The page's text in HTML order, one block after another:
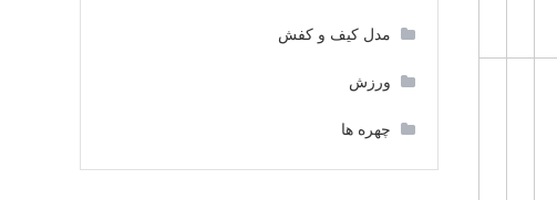
مدل کیف و کفش
ورزش
چهره ها